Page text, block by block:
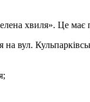
хвиля». Це
вул.